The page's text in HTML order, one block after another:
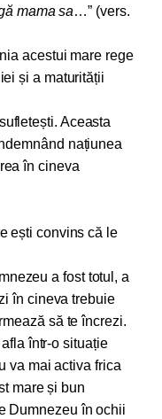
mama sa…” (vers.
acestui mare rege
și a maturității
Aceasta
națiunea
în cineva
ești convins că le
a fost totul, a
în cineva trebuie
să te încrezi.
într-o situație
va mai activa frica
mare și bun
Dumnezeu în ochii